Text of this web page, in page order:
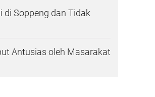
di Soppeng dan Tidak
Antusias oleh Masarakat